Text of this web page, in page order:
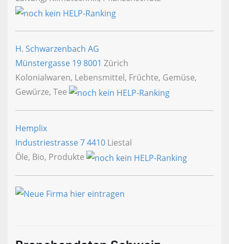
H. Schwarzenbach AG
Münstergasse 198001 Zürich
Kolonialwaren, Lebensmittel, Früchte, Gemüse,
Gewürze, Tee
Hemplix
Industriestrasse 74410 Liestal
Öle, Bio, Produkte